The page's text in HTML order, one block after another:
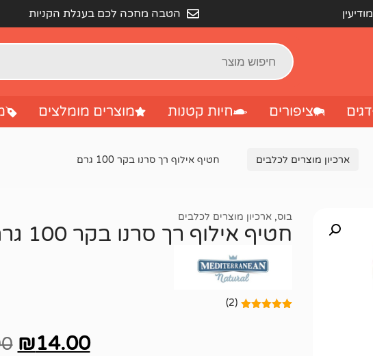
מודיעין הטבה מחכה לכם בעגלת הקניות
דגים ציפורים חיות קטנות מוצרים מומלצים
ארכיון מוצרים לכלבים חטיף אילוף רך סרנו בקר 100 גרם
בוס, ארכיון מוצרים לכלבים
חטיף אילוף רך סרנו בקר 100 גרם
(2)
₪14.00